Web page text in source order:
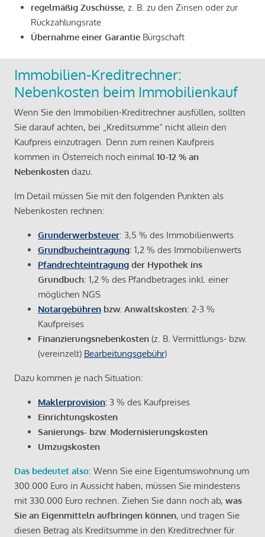
regelmäßig Zuschüsse, z. B. zu den Zinsen oder zur
Rückzahlungsrate
Übernahme einer Garantie Bürgschaft
Immobilien-Kreditrechner:
Nebenkosten beim Immobilienkauf
Wenn Sie den Immobilien-Kreditrechner ausfüllen, sollten
Sie darauf achten, bei „Kreditsumme“ nicht allein den
Kaufpreis einzutragen. Denn zum reinen Kaufpreis
kommen in Österreich noch einmal10-12 % an
Nebenkosten dazu.
Im Detail müssen Sie mit den folgenden Punkten als
Nebenkosten rechnen:
Grunderwerbsteuer: 3,5 % des Immobilienwerts
Grundbucheintragung: 1,2 % des Immobilienwerts
Pfandrechteintragung der Hypothek ins
Grundbuch: 1,2 % des Pfandbetrages inkl. einer
möglichen NGS
Notargebühren bzw. Anwaltskosten: 2-3 %
Kaufpreises
Finanzierungsnebenkosten (z. B. Vermittlungs- bzw.
(vereinzelt) Bearbeitungsgebühr)
Dazu kommen je nach Situation:
Maklerprovision: 3 % des Kaufpreises
Einrichtungskosten
Sanierungs- bzw. Modernisierungskosten
Umzugskosten
Das bedeutet also: Wenn Sie eine Eigentumswohnung um
300.000 Euro in Aussicht haben, müssen Sie mindestens
mit 330.000 Euro rechnen. Ziehen Sie dann noch ab, was
Sie an Eigenmitteln aufbringen können, und tragen Sie
diesen Betrag als Kreditsumme in den Kreditrechner für